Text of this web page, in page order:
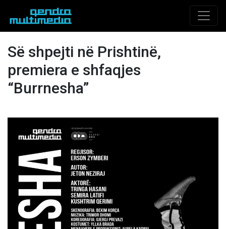
Së shpejti në Prishtinë,
premiera e shfaqjes
“Burrnesha”